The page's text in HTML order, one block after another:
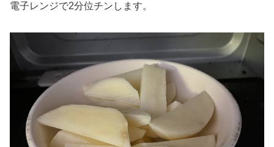
電子レンジで2分位チンします。